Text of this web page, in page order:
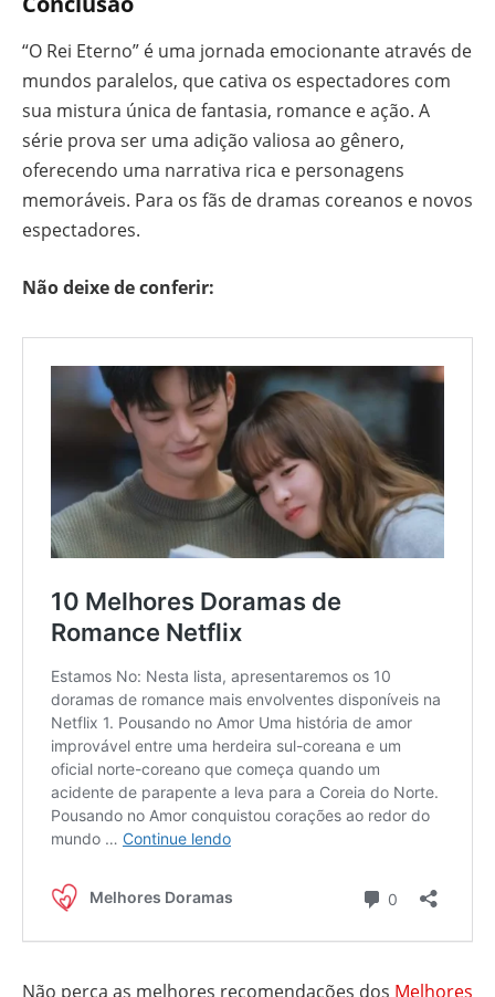
“O Rei Eterno” é uma jornada emocionante através de
mundos paralelos, que cativa os espectadores com
sua mistura única de fantasia, romance e ação. A
série prova ser uma adição valiosa ao gênero,
oferecendo uma narrativa rica e personagens
memoráveis. Para os fãs de dramas coreanos e novos
espectadores.
Não deixe de conferir:
Não perca as melhores recomendações dos Melhores